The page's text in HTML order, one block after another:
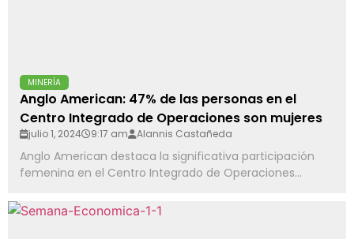
MINERÍA
Anglo American: 47% de las personas en el
Centro Integrado de Operaciones son mujeres
julio 1, 2024 9:17 am Alannis Castañeda
Anglo American destaca la significativa participación
femenina en el Centro Integrado de Operaciones...